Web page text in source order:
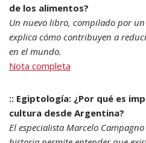
de los alimentos?
Un nuevo libro, compilado por
explica cómo contribuyen a
en el mundo.
Nota completa
:: Egiptología: ¿Por qué es
cultura desde Argentina?
El especialista Marcelo